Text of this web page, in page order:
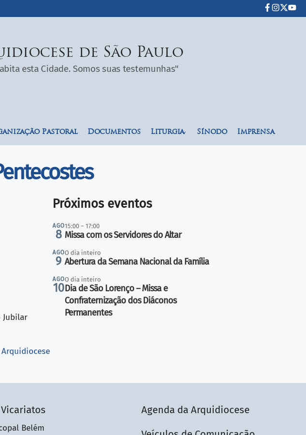
de São Paulo
esta Cidade. Somos suas testemunhas"
Pastoral Documentos Liturgia Sínodo Imprensa
Jubilar
Próximos eventos
AGO
8
15:00 – 17:00
Missa com os Servidores do Altar
AGO
9
O dia inteiro
Abertura da Semana Nacional da Família
AGO
10
O dia inteiro
Dia de São Lorenço – Missa e
Confraternização dos Diáconos
Permanentes
Belém
Agenda da Arquidiocese